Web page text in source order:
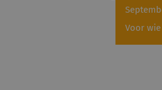
Voor